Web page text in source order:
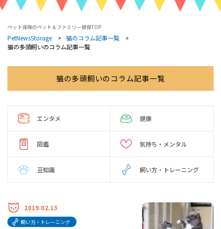
ペット保険のペット＆ファミリー損保TOP
PetNewsStorage
猫のコラム記事一覧
猫の多頭飼いのコラム記事一覧
猫の多頭飼いのコラム記事一覧
エンタメ 健康
図鑑 気持ち・メンタル
豆知識 飼い方・トレーニング
2019.02.13
飼い方・トレーニング